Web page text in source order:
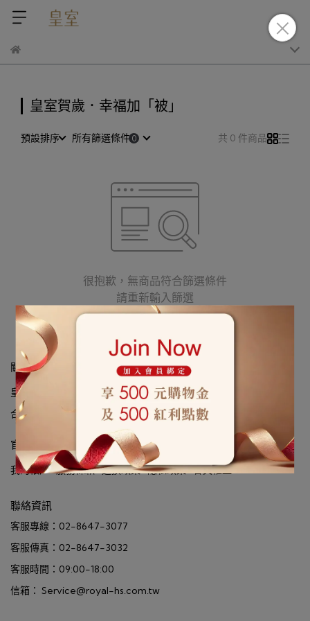
皇室賀歲．幸福加「被」
預設排序 所有篩選條件 共 0 件商品
很抱歉，無商品符合篩選條件
請重新輸入篩選
關於皇室
皇室創辦人 品牌故事 皇室大事記 環保認證與獎項
合作品牌
官網服務
我的帳戶 服務條款 退換政策 隱私政策 會員權益
聯絡資訊
客服專線：02-8647-3077
客服傳真：02-8647-3032
客服時間：09:00-18:00
信箱： Service@royal-hs.com.tw